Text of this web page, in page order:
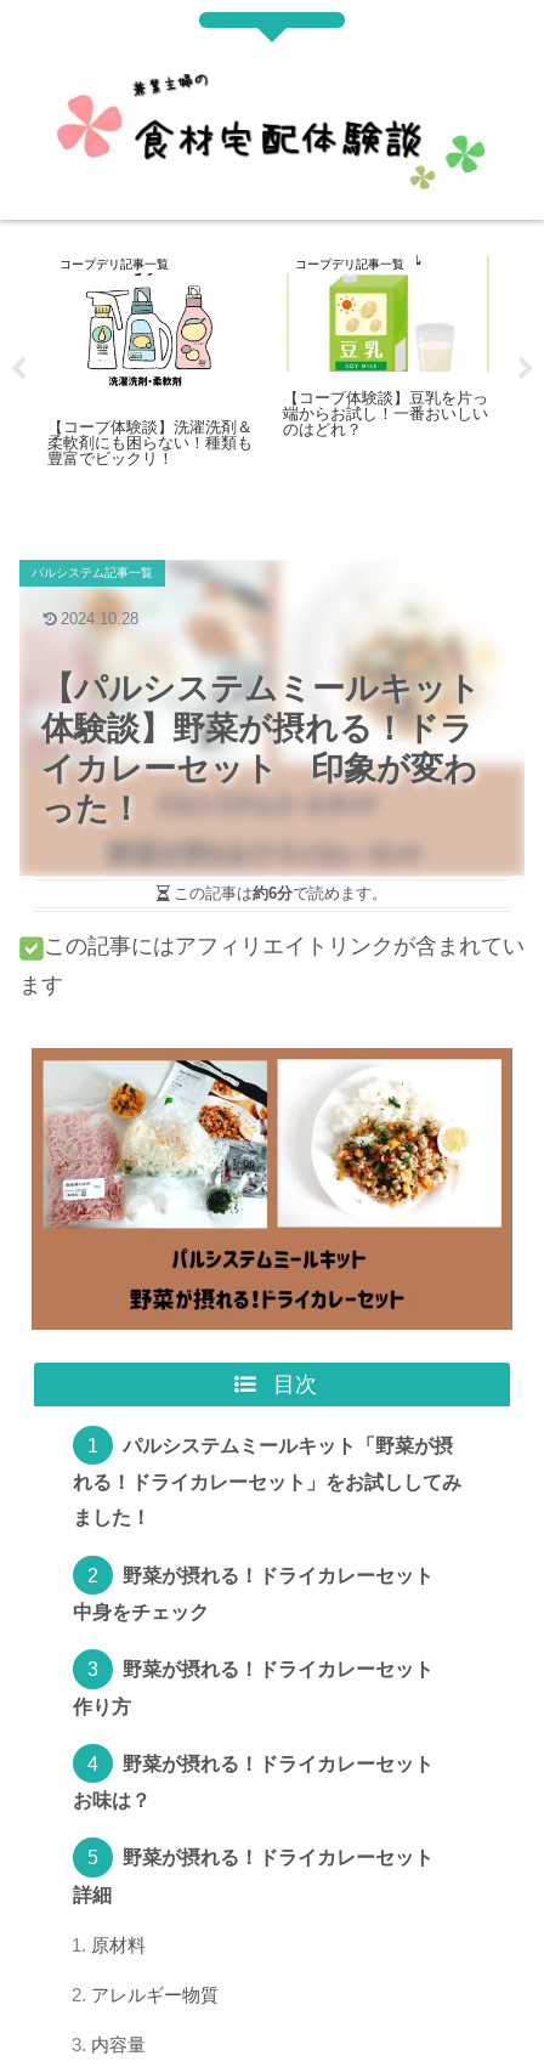
コープデリ記事一覧
試ししてみました
コープデリ記事一覧
【コープ体験談】おさかなソ
ーセージ3種を片っ端からお
試し！
【パルシステムミールキット
体験談】野菜が摂れる！ドラ
イカレーセット 印象が変わ
った！
パルシステム記事一覧
2024.10.28
この記事は約6分で読めます。
この記事にはアフィリエイトリンクが含まれてい
ます
目次
パルシステムミールキット「野菜が摂
れる！ドライカレーセット」をお試ししてみ
ました！
野菜が摂れる！ドライカレーセット
中身をチェック
野菜が摂れる！ドライカレーセット
作り方
野菜が摂れる！ドライカレーセット
お味は？
野菜が摂れる！ドライカレーセット
詳細
原材料
アレルギー物質
内容量